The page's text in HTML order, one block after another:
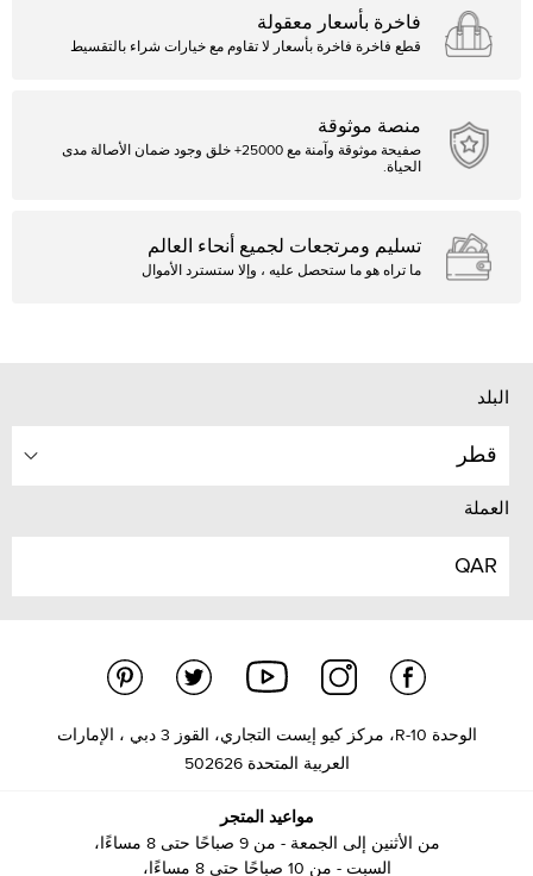
فاخرة بأسعار معقولة
قطع فاخرة فاخرة بأسعار لا تقاوم مع خيارات شراء بالتقسيط
منصة موثوقة
صفيحة موثوقة وآمنة مع 25000+ خلق وجود ضمان الأصالة مدى
الحياة.
تسليم ومرتجعات لجميع أنحاء العالم
ما تراه هو ما ستحصل عليه ، وإلا ستسترد الأموال
البلد
قطر
العملة
QAR
الوحدة R-10، مركز كيو إيست التجاري، القوز 3 دبي ، الإمارات
العربية المتحدة 502626
مواعيد المتجر
من الأثنين إلى الجمعة - من 9 صباحًا حتى 8 مساءًا،
السبت - من 10 صباحًا حتى 8 مساءًا،